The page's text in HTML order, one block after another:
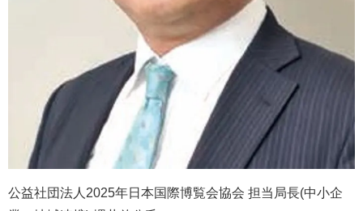
公益社団法人2025年日本国際博覧会協会 担当局長(中小企